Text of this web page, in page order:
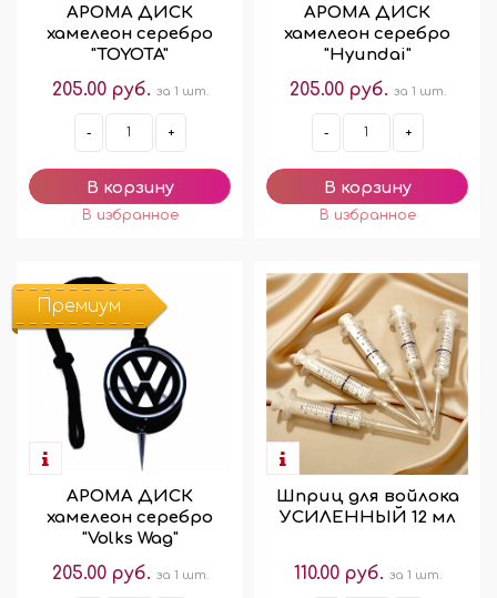
АРОМА ДИСК
хамелеон серебро
"TOYOTA"
205.00 руб. за 1 шт.
- +
АРОМА ДИСК
хамелеон серебро
"Hyundai"
205.00 руб. за 1 шт.
- +
Премиум
АРОМА ДИСК
хамелеон серебро
"Volks Wag"
205.00 руб. за 1 шт.
Шприц для войлока
УСИЛЕННЫЙ 12 мл
110.00 руб. за 1 шт.